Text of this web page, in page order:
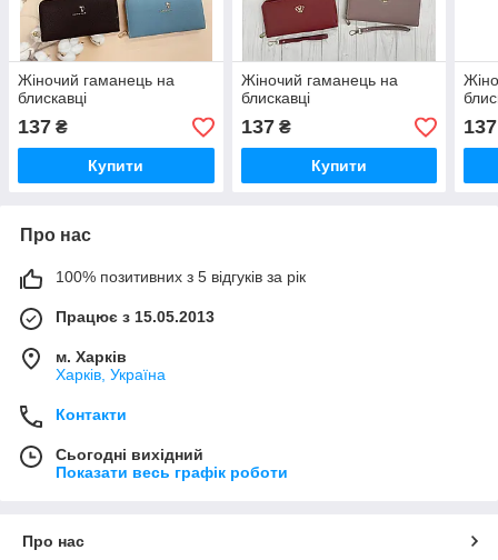
Жіночий гаманець на
блискавці
137 ₴
Купити
Жіночий гаманець на
блискавці
137₴
Купити
137
Про нас
100% позитивних з 5 відгуків за рік
Працює з 15.05.2013
м. Харків
Харків, Україна
Контакти
Сьогодні вихідний
Показати весь графік роботи
Про нас